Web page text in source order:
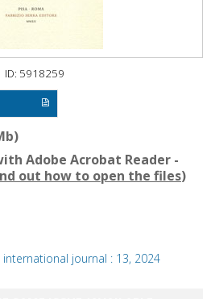
ID: 5918259
Adobe Acrobat Reader -
out how to open the files)
journal : 13, 2024